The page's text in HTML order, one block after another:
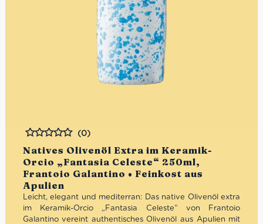
Natives Olivenöl Extra im Keramik-
Orcio „Fantasia Celeste“ 250ml,
Frantoio Galantino • Feinkost aus
Apulien
Bewertet
(0)
Leicht, elegant und mediterran: Das native Olivenöl extra
im Keramik-Orcio „Fantasia Celeste“ von Frantoio
Galantino vereint authentisches Olivenöl aus Apulien mit